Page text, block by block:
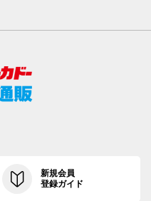
新規会員
登録ガイド